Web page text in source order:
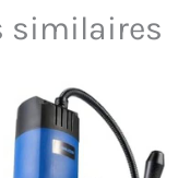
similaires